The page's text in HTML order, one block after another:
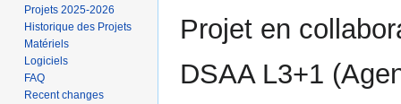
to
to
Projet en
DSAA L3+1
Projets 2025-2026
Historique des Projets
Matériels
Logiciels
FAQ
Recent changes